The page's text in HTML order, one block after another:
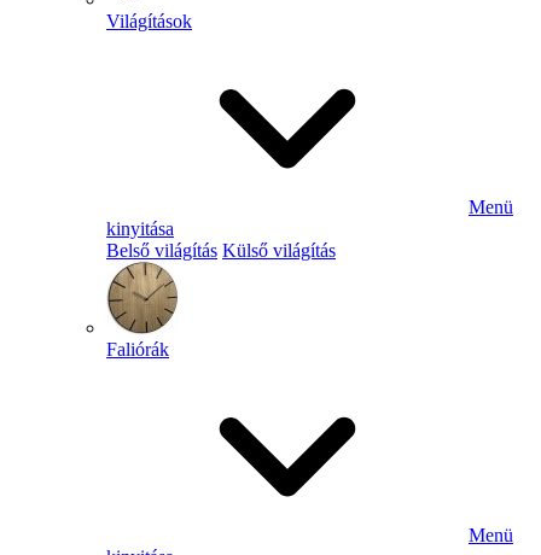
Világítások
Menü
kinyitása
Belső világítás Külső világítás
Faliórák
Menü